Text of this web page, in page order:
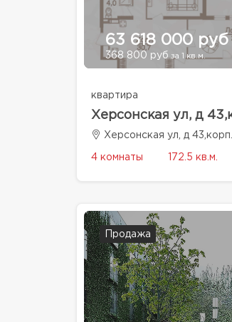
63 618 000 руб
368 800 рубза 1 кв.м.
квартира
Херсонская ул, д
Херсонская ул, д
4 комнаты 172.5 кв.м.
Продажа